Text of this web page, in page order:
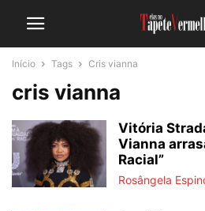
Início Tags Cris vianna
cris vianna
Vitória
Vianna
Racial”
Rosângela